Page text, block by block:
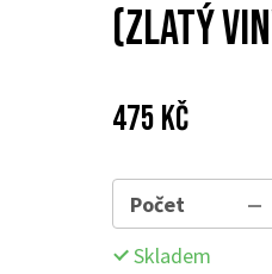
(zlatý
Cena:
475 Kč
Počet
Skladem